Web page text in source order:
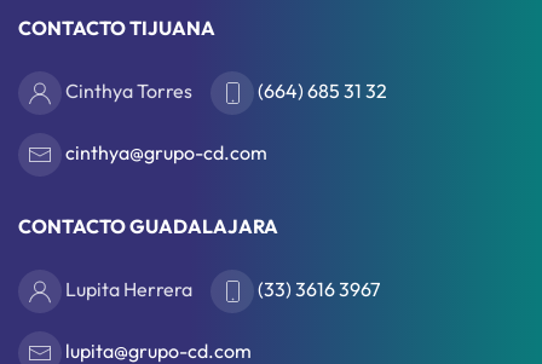
CONTACTO TIJUANA
Cinthya Torres (664) 685 31 32
cinthya@grupo-cd.com
CONTACTO GUADALAJARA
Lupita Herrera (33) 3616 3967
lupita@grupo-cd.com